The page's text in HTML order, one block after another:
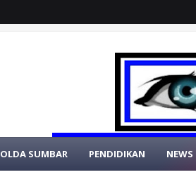
SUMBAR PENDIDIKAN NEWS